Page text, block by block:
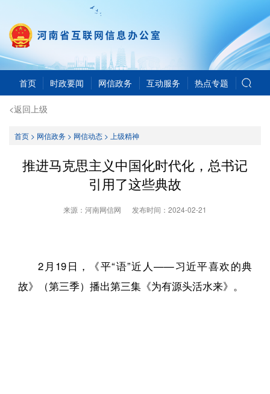
首页 时政要闻 网信政务 互动服务 热点专题
<返回上级
首页> 网信政务> 网信动态> 上级精神
推进马克思主义中国化时代化，总书记
引用了这些典故
来源：河南网信网 发布时间： 2024-02-21
2月19日，《平“语”近人——习近平喜欢的典
故》（第三季）播出第三集《为有源头活水来》。